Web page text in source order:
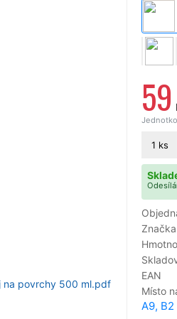
59
1 ks
Značka
EAN
Místo
A9, B2
na povrchy 500 ml.pdf